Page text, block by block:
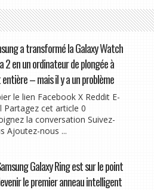
a transformé la Galaxy Watch
2 en un ordinateur de plongée à
– mais il y a un problème
le lien Facebook X Reddit E-
Partagez cet article 0
la conversation Suivez-
Ajoutez-nous ...
Galaxy Ring est sur le point
le premier anneau intelligent